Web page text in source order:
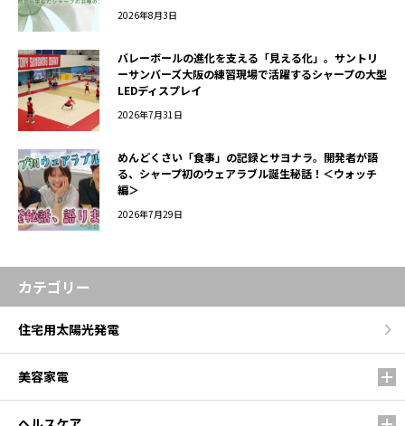
2026年8月3日
バレーボールの進化を支える「見える化」。サントリ
ーサンバーズ大阪の練習現場で活躍するシャープの大型
LEDディスプレイ
2026年7月31日
めんどくさい「食事」の記録とサヨナラ。開発者が語
る、シャープ初のウェアラブル誕生秘話！＜ウォッチ
編＞
2026年7月29日
カテゴリー
住宅用太陽光発電
美容家電